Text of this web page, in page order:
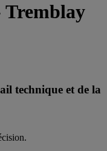
Tremblay
technique et de la